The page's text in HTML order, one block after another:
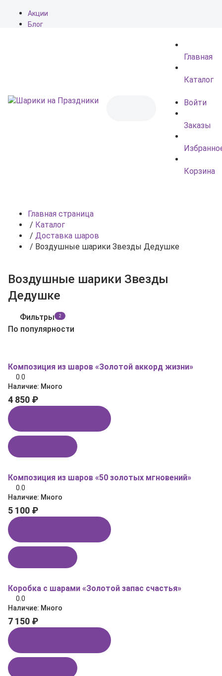
Акции
Блог
Главная
Каталог
Войти
Заказы
Корзина
Главная страница
/ Каталог
/ Доставка шаров
/
Воздушные шарики Звезды Дедушке
Воздушные шарики Звезды
Дедушке
Фильтры 2
По популярности
Композиция из шаров «Золотой аккорд жизни»
0.0
Наличие: Много
4 850 ₽
Композиция из шаров «50 золотых мгновений»
0.0
Наличие: Много
5 100 ₽
Коробка с шарами «Золотой запас счастья»
0.0
Наличие: Много
7 150 ₽